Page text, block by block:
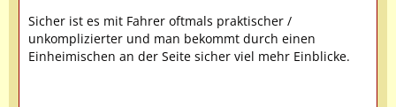
Sicher ist es mit Fahrer oftmals praktischer /
unkomplizierter und man bekommt durch einen
Einheimischen an der Seite sicher viel mehr Einblicke.